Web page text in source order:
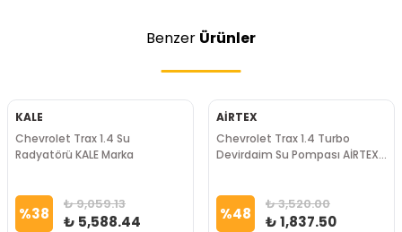
Benzer Ürünler
KALE
Chevrolet Trax 1.4 Su
Radyatörü KALE Marka
%38 ₺ 9,059.13
₺ 5,588.44
AİRTEX
Chevrolet Trax 1.4 Turbo
Devirdaim Su Pompası AİRTEX
%48 ₺ 3,520.00
₺ 1,837.50